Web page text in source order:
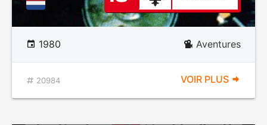
1980 Aventures
20984 VOIR PLUS